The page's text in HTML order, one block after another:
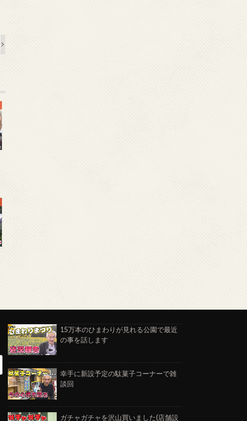
15万本のひまわりが見れる公園で最近
の事を話します
幸手に新設予定の駄菓子コーナーで雑
談回
ガチャガチャを沢山買いました(店舗設